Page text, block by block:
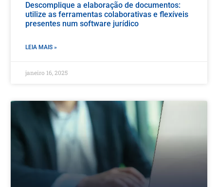
Descomplique a elaboração de documentos:
utilize as ferramentas colaborativas e flexíveis
presentes num software jurídico
LEIA MAIS »
janeiro 16, 2025